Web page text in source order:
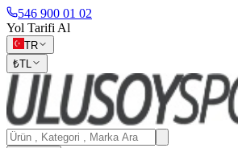
546 900 01 02
Yol Tarifi Al
TR
₺TL